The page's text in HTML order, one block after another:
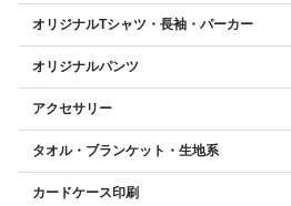
オリジナルTシャツ・長袖・パーカー
オリジナルパンツ
アクセサリー
タオル・ブランケット・生地系
カードケース印刷